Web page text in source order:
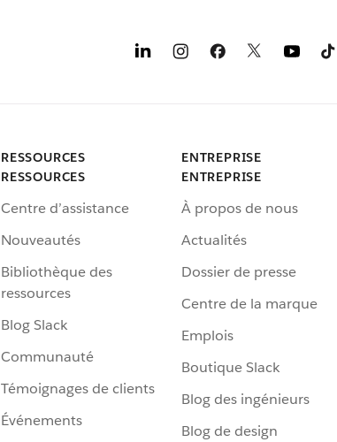
RESSOURCES
RESSOURCES
Centre d’assistance
Nouveautés
Bibliothèque des
ressources
Blog Slack
Communauté
Témoignages de clients
Événements
ENTREPRISE
ENTREPRISE
À propos de nous
Actualités
Dossier de presse
Centre de la marque
Emplois
Boutique Slack
Blog des ingénieurs
Blog de design